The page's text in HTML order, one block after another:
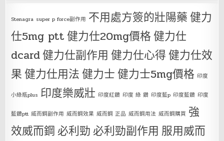
Stenagra super p force副作用 不用處方簽的壯陽藥健力
仕5mg ptt健力仕20mg價格健力仕
dcard健力仕副作用 健力仕心得健力仕效
果健力仕用法健力士健力士5mg價格 印度
小綠瓶plus 印度樂威壯 印度紅鑽 印度 綠 鑽 印度藍p 印度藍鑽 印度
藍鑽ptt 威而鋼副作用 威而鋼效果 威而鋼 正品 威而鋼用法 威而鋼購買 強
效威而鋼 必利勁 必利勁副作用 服用威而